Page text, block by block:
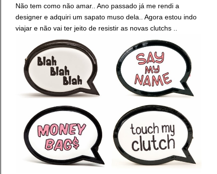
Não tem como não amar.. Ano passado já me rendi a
designer e adquiri um sapato muso dela.. Agora estou indo
viajar e não vai ter jeito de resistir as novas clutchs ..